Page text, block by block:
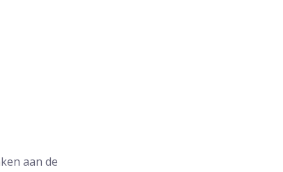
aan de